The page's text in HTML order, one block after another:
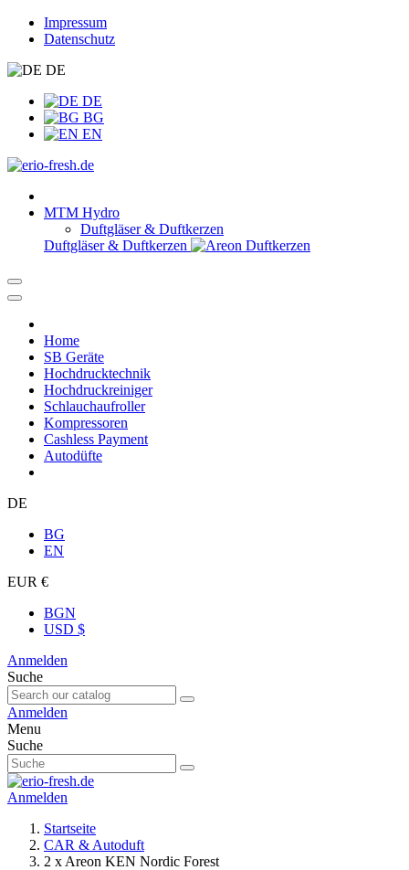
Impressum
Datenschutz
DE
DE
BG
EN
MTM Hydro
Duftgläser & Duftkerzen
Duftgläser & Duftkerzen
Home
SB Geräte
Hochdrucktechnik
Hochdruckreiniger
Schlauchaufroller
Kompressoren
Cashless Payment
Autodüfte
DE
BG
EN
EUR €
BGN
USD $
Anmelden
Suche
Anmelden
Menu
Suche
Anmelden
Startseite
CAR & Autoduft
2 x Areon KEN Nordic Forest